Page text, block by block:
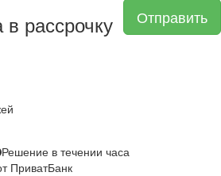
Отправить
рассрочку
Решение в течении часа
ПриватБанк